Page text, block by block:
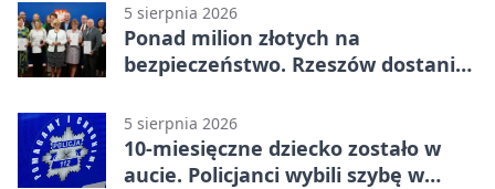
5 sierpnia 2026
Ponad milion złotych na
bezpieczeństwo. Rzeszów dostanie
5 sierpnia 2026
10-miesięczne dziecko zostało w
aucie. Policjanci wybili szybę w